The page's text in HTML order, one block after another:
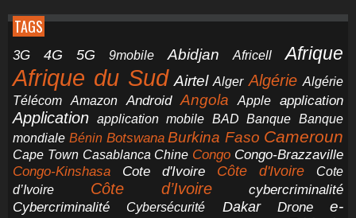
TAGS
3G 4G 5G 9mobile Abidjan Africell Afrique
Afrique du Sud Airtel Alger Algérie Algérie
Télécom
Amazon Android Angola Apple application
Application application mobile BAD Banque Banque
mondiale Bénin Botswana Burkina Faso Cameroun
Cape Town Casablanca Chine Congo Congo-Brazzaville
Congo-Kinshasa Cote d'Ivoire Côte d'Ivoire
Cote
d’Ivoire
Côte d’Ivoire
cybercriminalité
Cybercriminalité
Cybersécurité Dakar Drone
e-